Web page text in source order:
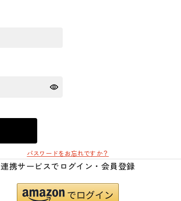
パスワードをお忘れですか？
連携サービスでログイン・会員登録